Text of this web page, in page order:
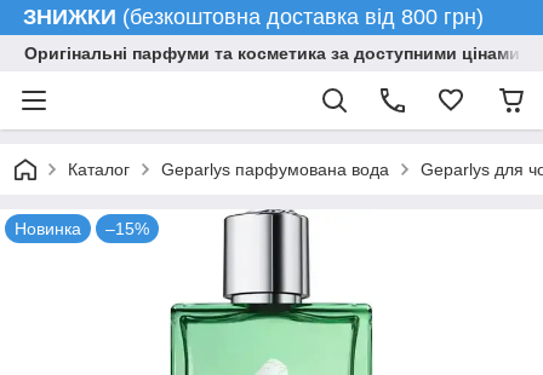
ЗНИЖКИ (безкоштовна доставка від 800 грн)
Оригінальні парфуми та косметика за доступними цінами
Каталог Geparlys парфумована вода Geparlys для
Новинка –15%